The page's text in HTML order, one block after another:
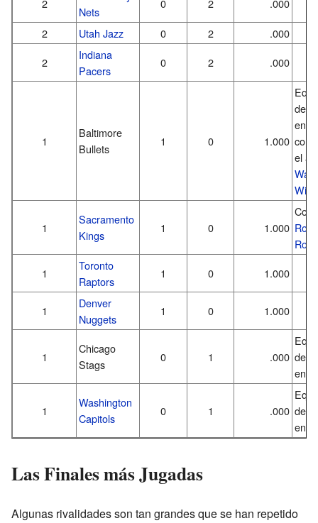
2
Nets
0 2
.000
2
Utah Jazz 0 2
.000
2
Indiana
Pacers
0 2 .000
1
Baltimore
Bullets
1 0 1.000
en
el
1
Sacramento
Kings
1 0 1.000
1
Toronto
Raptors
1 0 1.000
1
Denver
Nuggets
1 0 1.000
1
Chicago
Stags
0 1 .000
en
1
Washington
Capitols
0 1 .000
en
Las Finales más Jugadas
Algunas rivalidades son tan grandes que se han repetido